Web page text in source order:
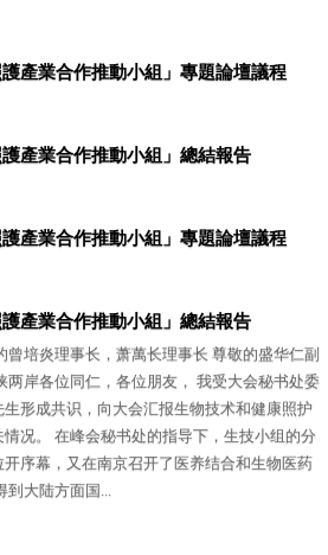
產業合作推動小組」專題論壇議程
產業合作推動小組」總結報告
產業合作推動小組」專題論壇議程
產業合作推動小組」總結報告
曾培炎理事长，萧萬长理事长 尊敬的盛华仁副
两岸各位同仁，各位朋友， 我受大会秘书处委
形成共识，向大会汇报生物技术和健康照护
况。 在峰会秘书处的指导下，生技小组的分
序幕，又在南京召开了医养结合和生物医药
到大陆方面国...